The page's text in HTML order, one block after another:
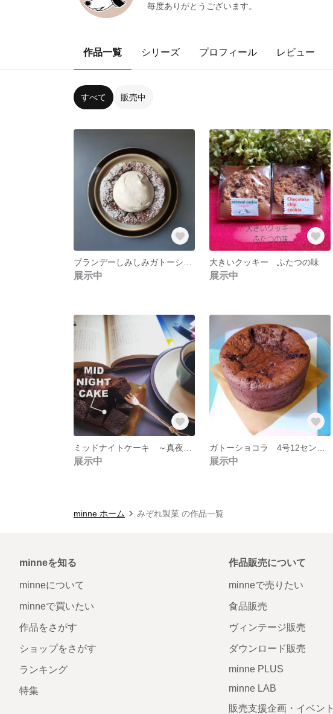
毎度ありがとうございます。
作品一覧 シリーズ プロフィール レビュー
すべて 販売中
展示中
大きいクッキー ふたつの味
展示中
展示中 展示中
minne ホーム みぞれ製菓 の作品一覧
minneを知る
minneについて
minneで買いたい
作品をさがす
ショップをさがす
ランキング
特集
作品販売について
minneで売りたい
食品販売
ヴィンテージ販売
ダウンロード販売
minne PLUS
minne LAB
販売支援企画・イベント